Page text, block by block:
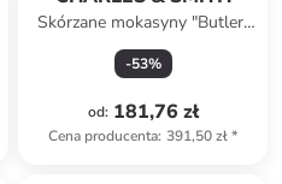
Skórzane mokasyny "Butler"
w kolorze granatowym
-53%
od: 181,76 zł
Cena producenta: 391,50 zł*